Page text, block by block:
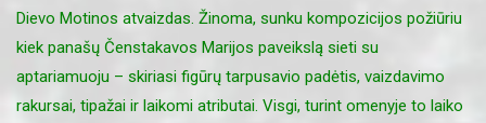
Dievo Motinos atvaizdas. Žinoma, sunku kompozicijos požiūriu
kiek panašų Čenstakavos Marijos paveikslą sieti su
aptariamuoju – skiriasi figūrų tarpusavio padėtis, vaizdavimo
rakursai, tipažai ir laikomi atributai. Visgi, turint omenyje to laiko